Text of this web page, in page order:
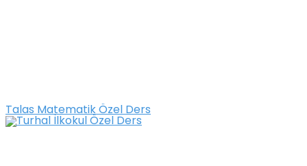
Talas Matematik Özel Ders